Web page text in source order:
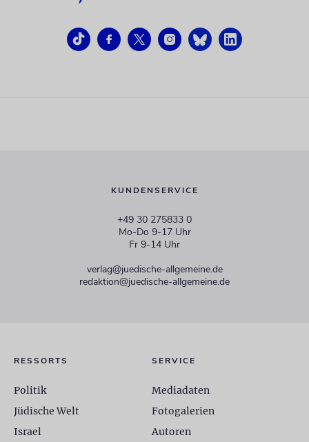
KUNDENSERVICE
+49 30 275833 0
Mo-Do 9-17 Uhr
Fr 9-14 Uhr
verlag@juedische-allgemeine.de
redaktion@juedische-allgemeine.de
RESSORTS
Politik
Jüdische Welt
Israel
SERVICE
Mediadaten
Fotogalerien
Autoren